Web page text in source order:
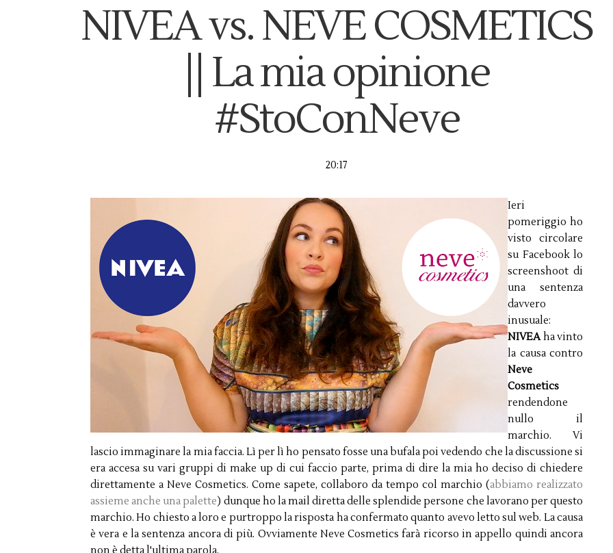
NIVEA vs. NEVE COSMETICS
|| La mia opinione
#StoConNeve
20:17
Ieri
pomeriggio ho
visto circolare
su Facebook lo
screenshoot di
una sentenza
davvero
inusuale:
NIVEAha vinto
la causa contro
Neve
Cosmetics
rendendone
nullo il
marchio. Vi
lascio immaginare la mia faccia. Lì per lì ho pensato fosse una bufala poi vedendo che la discussione si
era accesa su vari gruppi di make up di cui faccio parte, prima di dire la mia ho deciso di chiedere
direttamente a Neve Cosmetics. Come sapete, collaboro da tempo col marchio (abbiamo realizzato
assieme anche una palette) dunque ho la mail diretta delle splendide persone che lavorano per questo
marchio. Ho chiesto a loro e purtroppo la risposta ha confermato quanto avevo letto sul web. La causa
è vera e la sentenza ancora di più. Ovviamente Neve Cosmetics farà ricorso in appello quindi ancora